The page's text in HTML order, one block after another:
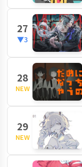
27
▼3
28
NEW
29
NEW